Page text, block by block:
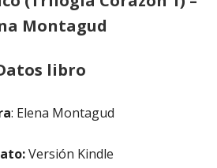
Montagud
libro
: Elena Montagud
Versión Kindle